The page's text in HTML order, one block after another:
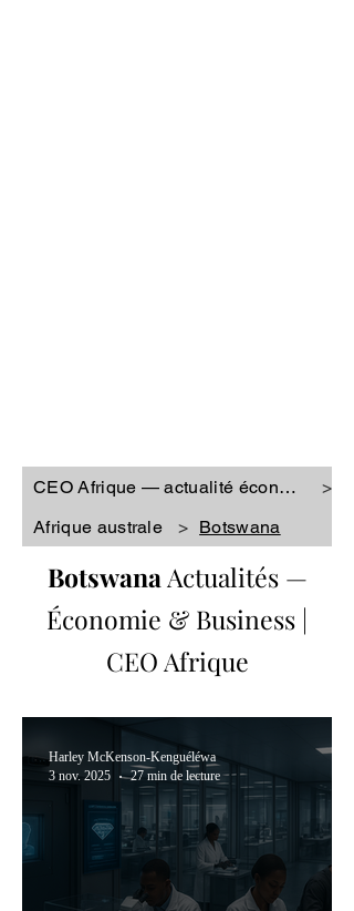
CEO Afrique — actualité économique
>
Afrique australe
> Botswana
Botswana Actualités —
Économie & Business |
CEO Afrique
Harley McKenson-Kenguéléwa
3 nov. 2025
27 min de lecture